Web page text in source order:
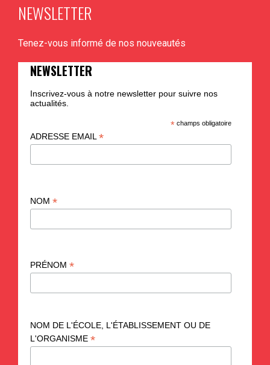
PLUS D'INFO
NEWSLETTER
Tenez-vous informé de nos nouveautés
NEWSLETTER
Inscrivez-vous à notre newsletter pour suivre nos
actualités.
* champs obligatoire
ADRESSE EMAIL *
NOM *
PRÉNOM *
NOM DE L'ÉCOLE, L'ÉTABLISSEMENT OU DE
L'ORGANISME *